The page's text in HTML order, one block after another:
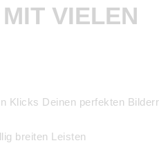
VIELEN E
Klicks Deinen perfekten
breiten Leisten